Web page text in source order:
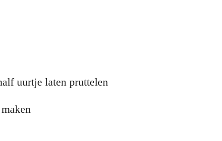
uurtje laten pruttelen